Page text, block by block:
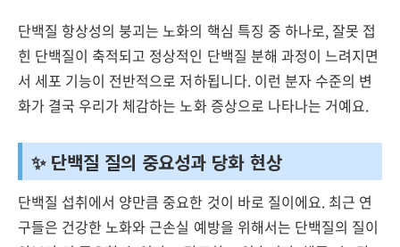
단백질 항상성의 붕괴는 노화의 핵심 특징 중 하나로, 잘못 접
힌 단백질이 축적되고 정상적인 단백질 분해 과정이 느려지면
서 세포 기능이 전반적으로 저하됩니다. 이런 분자 수준의 변
화가 결국 우리가 체감하는 노화 증상으로 나타나는 거예요.
✨ 단백질 질의 중요성과 당화 현상
단백질 섭취에서 양만큼 중요한 것이 바로 질이에요. 최근 연
구들은 건강한 노화와 근손실 예방을 위해서는 단백질의 질이